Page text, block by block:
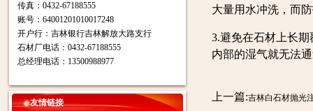
传真：0432-67188555
账号：64001201010017248
开户行：吉林银行吉林解放大路支行
石材厂电话：0432-67188555
总经理电话：13500988977
友情链接
大量用水冲洗，而
3.避免在石材上长
内部的湿气就无法
上一篇:吉林白石材抛光